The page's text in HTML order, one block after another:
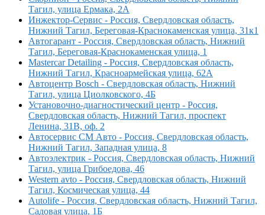
Тагил, улица Ермака, 2А
Инжектор-Сервис - Россия, Свердловская область,
Нижний Тагил, Береговая-Краснокаменская улица, 31к1
Автогарант - Россия, Свердловская область, Нижний
Тагил, Береговая-Краснокаменская улица, 1
Mastercar Detailing - Россия, Свердловская область,
Нижний Тагил, Красноармейская улица, 62А
Автоцентр Bosch - Свердловская область, Нижний
Тагил, улица Циолковского, 4Б
Установочно-диагностический центр - Россия,
Свердловская область, Нижний Тагил, проспект
Ленина, 31В, оф. 2
Автосервис СМ Авто - Россия, Свердловская область,
Нижний Тагил, Западная улица, 8
Автоэлектрик - Россия, Свердловская область, Нижний
Тагил, улица Грибоедова, 46
Western avto - Россия, Свердловская область, Нижний
Тагил, Космическая улица, 44
Autolife - Россия, Свердловская область, Нижний Тагил,
Садовая улица, 1Б